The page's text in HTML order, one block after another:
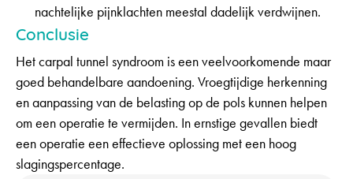
nachtelijke pijnklachten meestal dadelijk verdwijnen.
Conclusie
Het carpal tunnel syndroom is een veelvoorkomende maar
goed behandelbare aandoening. Vroegtijdige herkenning
en aanpassing van de belasting op de pols kunnen helpen
om een operatie te vermijden. In ernstige gevallen biedt
een operatie een effectieve oplossing met een hoog
slagingspercentage.